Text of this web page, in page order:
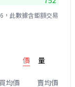
，此數據含鉅額交易
價 量
買均價
賣均價